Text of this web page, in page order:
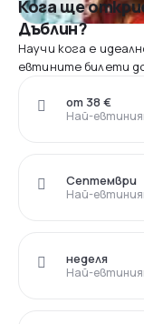
Кога ще
Дъблин?
Научи кога е
евтините билети
Най-
от 38 €
Най-
Септември
Най-
неделя